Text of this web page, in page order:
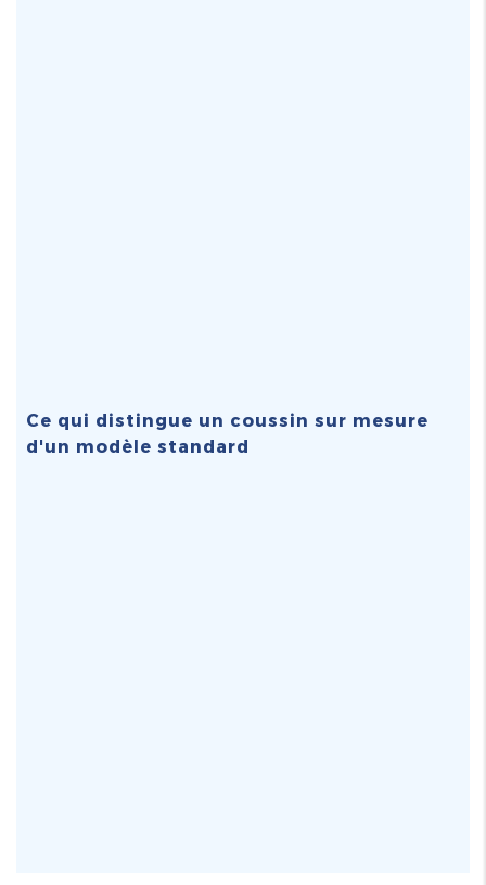
Ce qui distingue un coussin sur mesure
d'un modèle standard